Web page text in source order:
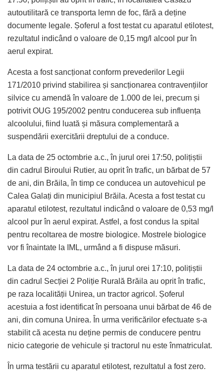
autoutilitară ce transporta lemn de foc, fără a deține
documente legale. Șoferul a fost testat cu aparatul etilotest,
rezultatul indicând o valoare de 0,15 mg/l alcool pur în
aerul expirat.
Acesta a fost sancționat conform prevederilor Legii
171/2010 privind stabilirea și sancționarea contravențiilor
silvice cu amendă în valoare de 1.000 de lei, precum și
potrivit OUG 195/2002 pentru conducerea sub influența
alcoolului, fiind luată și măsura complementară a
suspendării exercitării dreptului de a conduce.
La data de 25 octombrie a.c., în jurul orei 17:50, polițiștii
din cadrul Biroului Rutier, au oprit în trafic, un bărbat de 57
de ani, din Brăila, în timp ce conducea un autovehicul pe
Calea Galați din municipiul Brăila. Acesta a fost testat cu
aparatul etilotest, rezultatul indicând o valoare de 0,53 mg/l
alcool pur în aerul expirat. Astfel, a fost condus la spital
pentru recoltarea de mostre biologice. Mostrele biologice
vor fi înaintate la IML, urmând a fi dispuse măsuri.
La data de 24 octombrie a.c., în jurul orei 17:10, polițiștii
din cadrul Secției 2 Poliție Rurală Brăila au oprit în trafic,
pe raza localității Unirea, un tractor agricol. Șoferul
acestuia a fost identificat în persoana unui bărbat de 46 de
ani, din comuna Unirea. În urma verificărilor efectuate s-a
stabilit că acesta nu deține permis de conducere pentru
nicio categorie de vehicule și tractorul nu este înmatriculat.
În urma testării cu aparatul etilotest, rezultatul a fost zero.